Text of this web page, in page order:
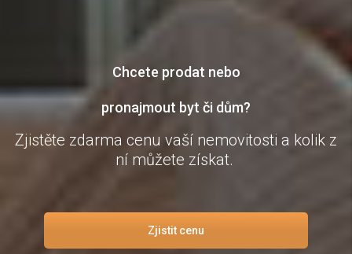
Chcete prodat nebo
pronajmout byt či dům?
Zjistěte zdarma cenu vaší nemovitosti a kolik z
ní můžete získat.
Zjistit cenu